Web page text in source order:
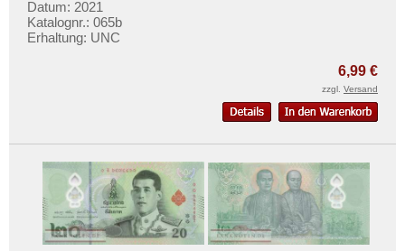
Datum: 2021
Katalognr.: 065b
Erhaltung: UNC
6,99 €
zzgl. Versand